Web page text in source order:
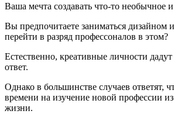
Ваша мечта создавать что-то необычное
Вы предпочитаете заниматься дизайном
перейти в разряд профессоналов в этом?
Естественно, креативные личности
ответ.
Однако в большинстве случаев ответят,
времени на изучение новой профессии
жизни.